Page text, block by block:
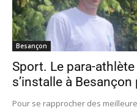
Besançon
Sport. Le para-
s’installe à
Pour se rapprocher des